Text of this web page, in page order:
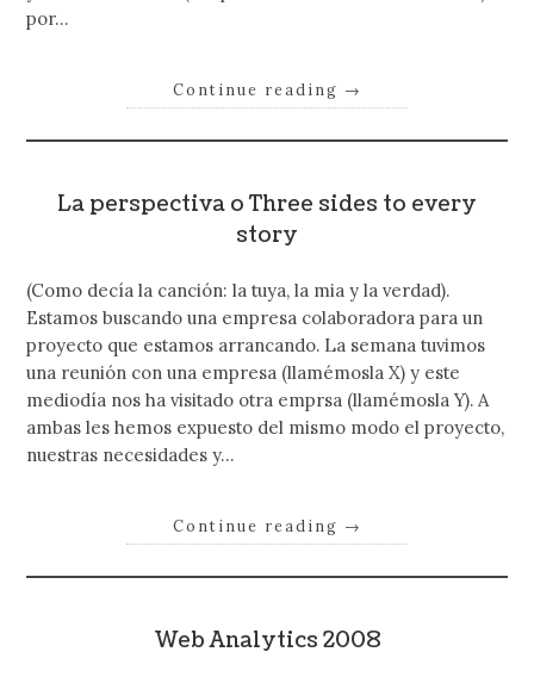
por…
Continue reading →
La perspectiva o Three sides to every
story
(Como decía la canción: la tuya, la mia y la verdad).
Estamos buscando una empresa colaboradora para un
proyecto que estamos arrancando. La semana tuvimos
una reunión con una empresa (llamémosla X) y este
mediodía nos ha visitado otra emprsa (llamémosla Y). A
ambas les hemos expuesto del mismo modo el proyecto,
nuestras necesidades y…
Continue reading →
Web Analytics 2008